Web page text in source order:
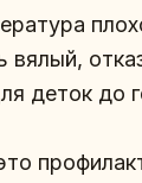
вялый,
деток до